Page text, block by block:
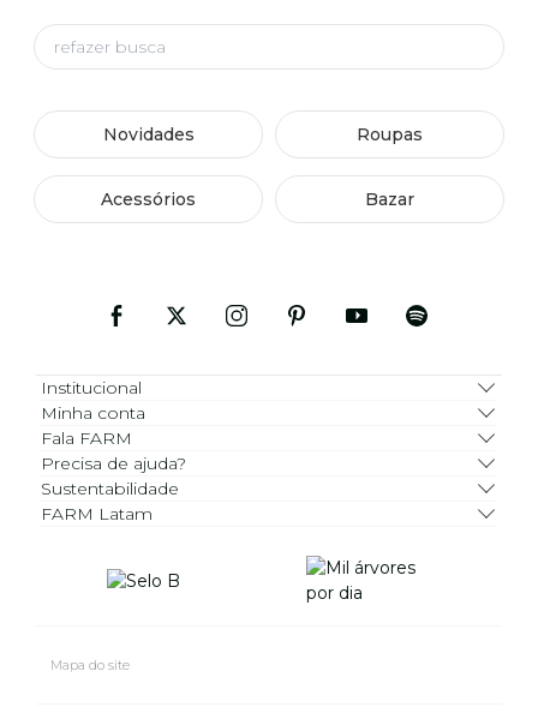
Novidades Roupas
Acessórios Bazar
Institucional
Minha conta
Fala FARM
Precisa de ajuda?
Sustentabilidade
FARM Latam
Mapa do site